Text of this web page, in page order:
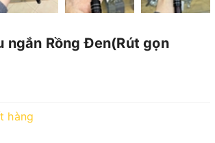
ngắn Rồng Đen(Rút gọn
hàng